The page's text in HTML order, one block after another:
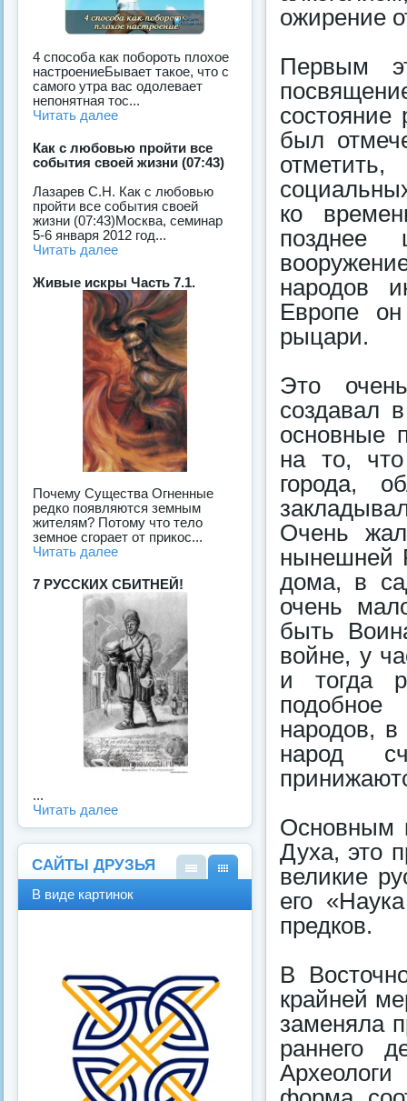
ожирение
Первым
состояние
был
ко
позднее
народов
Европе
рыцари.
Это
создавал
основные
на то,
города,
Очень
нынешней
дома, в
очень
быть
войне, у
и тогда
подобное
народов,
народ
Основным
Духа, это
великие
его
предков.
В
крайней
заменяла
раннего
4 способа как побороть плохое
настроениеБывает такое, что с
самого утра вас одолевает
непонятная тос...
Читать далее
Как с любовью пройти все
события своей жизни (07:43)
Лазарев С.Н. Как с любовью
пройти все события своей
жизни (07:43)Москва, семинар
5-6 января 2012 год...
Читать далее
Живые искры Часть 7.1.
Почему Существа Огненные
редко появляются земным
жителям? Потому что тело
земное сгорает от прикос...
Читать далее
7 РУССКИХ СБИТНЕЙ!
...
Читать далее
САЙТЫ ДРУЗЬЯ
В виде картинок